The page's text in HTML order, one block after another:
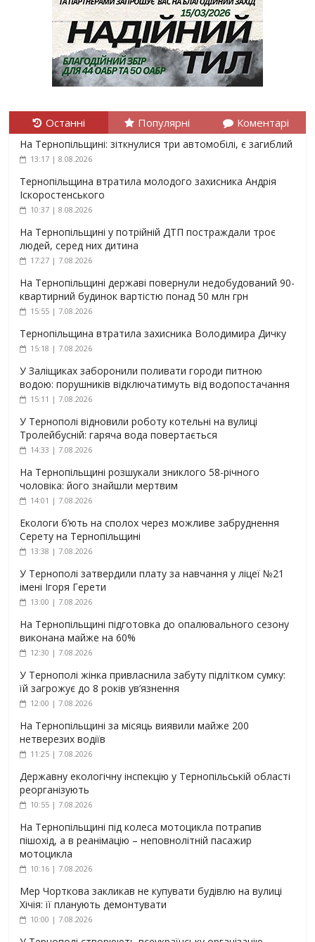
Останні Популярні Коментарі
На Тернопільщині: зіткнулися три автомобілі, є загиблий
13:17 | 8.08.2026
Тернопільщина втратила молодого захисника Андрія
Іскоростенського
10:37 | 8.08.2026
На Тернопільщині у потрійній ДТП постраждали троє
людей, серед них дитина
17:27 | 7.08.2026
На Тернопільщині державі повернули недобудований 90-
квартирний будинок вартістю понад 50 млн грн
15:55 | 7.08.2026
Тернопільщина втратила захисника Володимира Дичку
15:18 | 7.08.2026
У Заліщиках заборонили поливати городи питною
водою: порушників відключатимуть від водопостачання
15:11 | 7.08.2026
У Тернополі відновили роботу котельні на вулиці
Тролейбусній: гаряча вода повертається
14:33 | 7.08.2026
На Тернопільщині розшукали зниклого 58-річного
чоловіка: його знайшли мертвим
14:01 | 7.08.2026
Екологи б’ють на сполох через можливе забруднення
Серету на Тернопільщині
13:38 | 7.08.2026
У Тернополі затвердили плату за навчання у ліцеї №21
імені Ігоря Герети
13:00 | 7.08.2026
На Тернопільщині підготовка до опалювального сезону
виконана майже на 60%
12:30 | 7.08.2026
У Тернополі жінка привласнила забуту підлітком сумку:
їй загрожує до 8 років ув’язнення
12:00 | 7.08.2026
На Тернопільщині за місяць виявили майже 200
нетверезих водіїв
11:25 | 7.08.2026
Державну екологічну інспекцію у Тернопільській області
реорганізують
10:55 | 7.08.2026
На Тернопільщині під колеса мотоцикла потрапив
пішохід, а в реанімацію – неповнолітній пасажир
мотоцикла
10:16 | 7.08.2026
Мер Чорткова закликав не купувати будівлю на вулиці
Хічія: її планують демонтувати
10:00 | 7.08.2026